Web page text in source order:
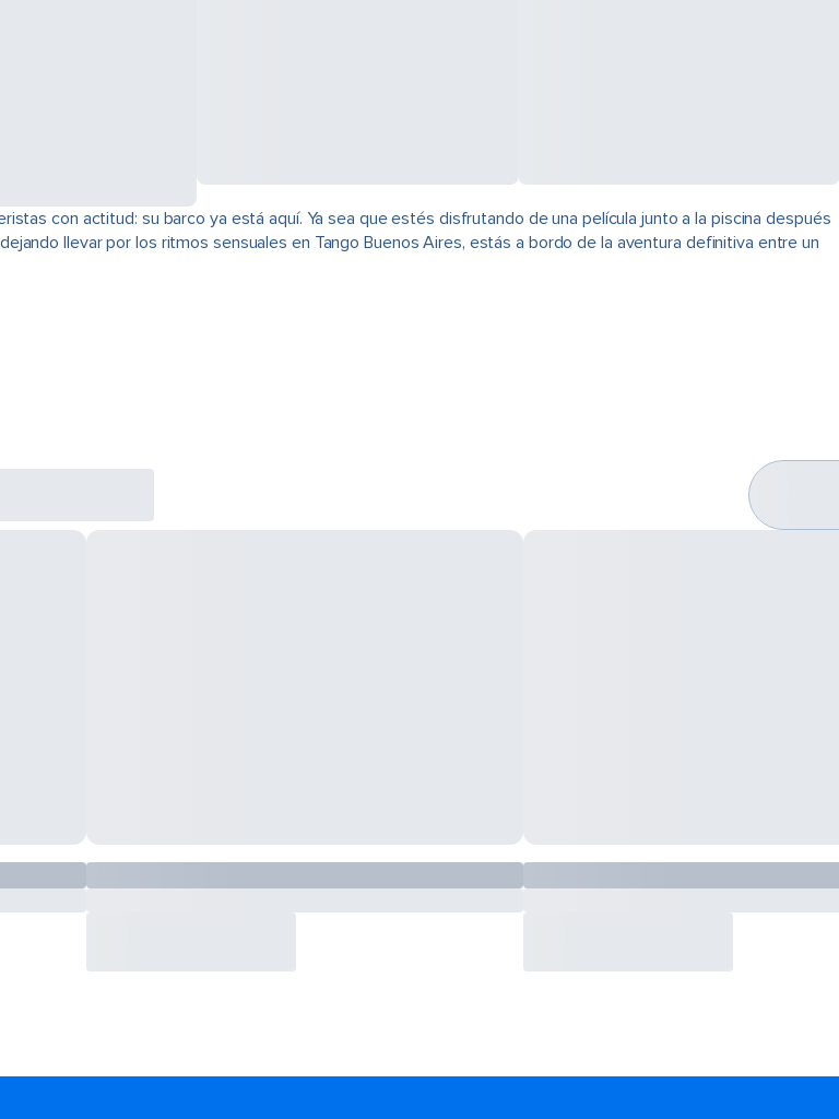
con actitud: su barco ya está aquí. Ya sea que estés disfrutando de una película junto a la piscina después
llevar por los ritmos sensuales en Tango Buenos Aires, estás a bordo de la aventura definitiva entre un